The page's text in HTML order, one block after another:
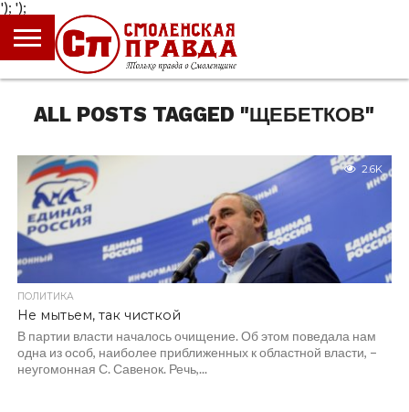
');
ГЛАВНАЯ
НОВОСТИ
ПРОИСШЕСТВИЯ
ПОЛИТИКА
КУЛЬТУРА
ЭКОНОМИКА
ОБЩЕСТВО
БЛОГИ
ALL POSTS TAGGED "ЩЕБЕТКОВ"
2.6K
ПОЛИТИКА
Не мытьем, так чисткой
В партии власти началось очищение. Об этом поведала нам
одна из особ, наиболее приближенных к областной власти, –
неугомонная С. Савенок. Речь,...
');